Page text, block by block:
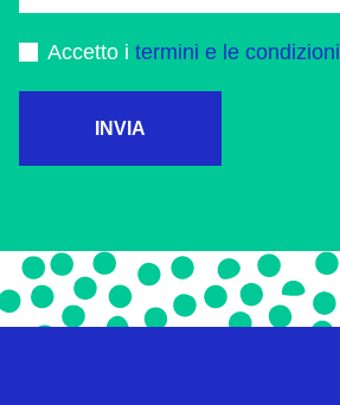
Accetto i termini e le condizioni
INVIA